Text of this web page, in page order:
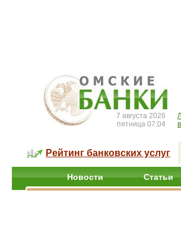
7 августа 2026
пятница 07:04
Рейтинг банковских услуг
Новости Статьи